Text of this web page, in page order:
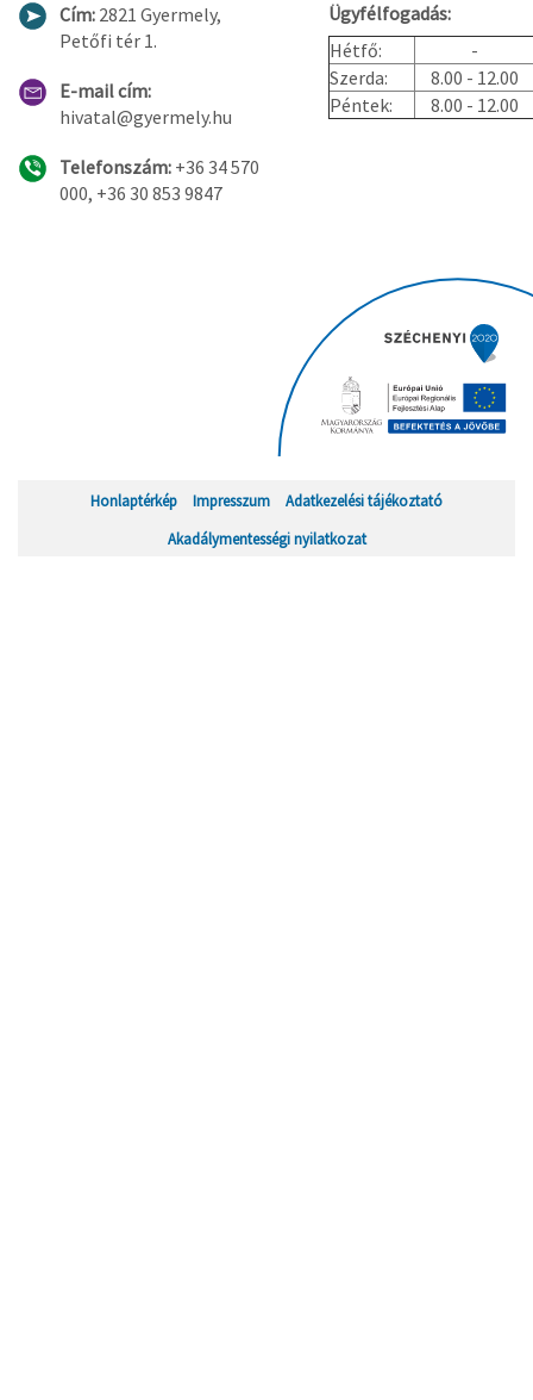
Cím: 2821 Gyermely,
Petőfi tér 1.
E-mail cím:
hivatal@gyermely.hu
Telefonszám: +36 34 570
000, +36 30 853 9847
Ügyfélfogadás:
Hétfő:
-
Szerda:
8.00 - 12.00
Péntek:
8.00 - 12.00
Honlaptérkép Impresszum
Adatkezelési tájékoztató
Akadálymentességi nyilatkozat